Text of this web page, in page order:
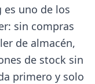
uno de los
sin compras
de almacén,
de stock sin
primero y solo